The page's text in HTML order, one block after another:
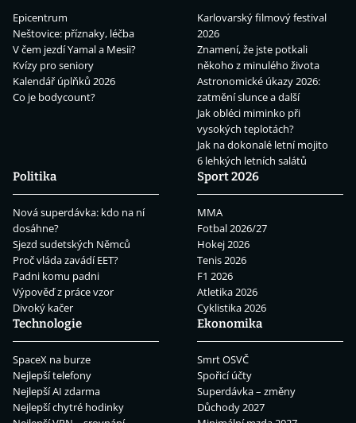
Epicentrum
Neštovice: příznaky, léčba
V čem jezdí Yamal a Mesii?
Kvízy pro seniory
Kalendář úplňků 2026
Co je bodycount?
Karlovarský filmový festival
2026
Znamení, že jste potkali
někoho z minulého života
Astronomické úkazy 2026:
zatmění slunce a další
Jak obléci miminko při
vysokých teplotách?
Jak na dokonalé letní mojito
6 lehkých letních salátů
Politika
Nová superdávka: kdo na ní
dosáhne?
Sjezd sudetských Němců
Proč vláda zavádí EET?
Padni komu padni
Výpověď z práce vzor
Divoký kačer
Sport 2026
MMA
Fotbal 2026/27
Hokej 2026
Tenis 2026
F1 2026
Atletika 2026
Cyklistika 2026
Technologie
SpaceX na burze
Nejlepší telefony
Nejlepší AI zdarma
Nejlepší chytré hodinky
Ekonomika
Smrt OSVČ
Spořicí účty
Superdávka – změny
Důchody 2027